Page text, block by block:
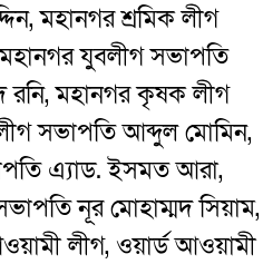
মহানগর শ্রমিক লীগ
যুবলীগ সভাপতি
রনি, মহানগর কৃষক লীগ
সভাপতি আব্দুল মোমিন,
এ্যাড. ইসমত আরা,
নূর মোহাম্মদ সিয়াম,
লীগ, ওয়ার্ড আওয়ামী